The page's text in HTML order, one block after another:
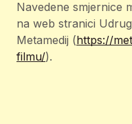
Navedene smjernice
na web stranici
Metamedij (https://
filmu/).